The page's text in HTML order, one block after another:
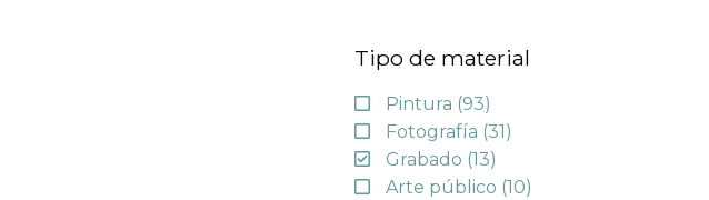
Tipo de material
Pintura (93)
Fotografía (31)
Grabado (13)
Arte público (10)